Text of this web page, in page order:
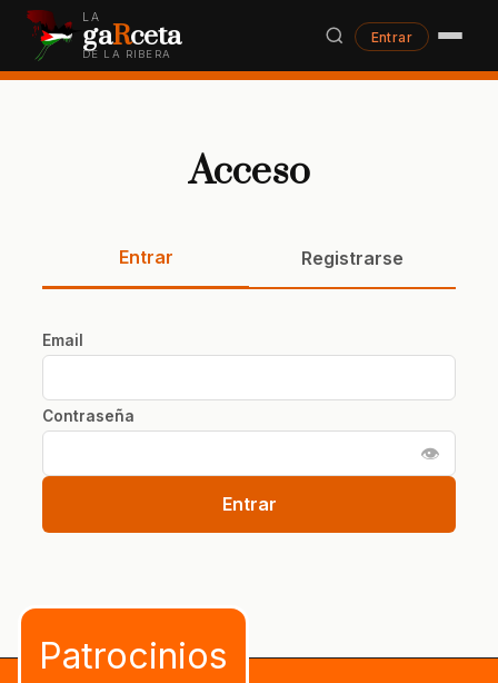
LA
gaRceta
DE LA RIBERA
Entrar
Acceso
Entrar Registrarse
Email
Contraseña
👁
Entrar